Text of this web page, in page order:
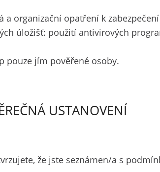
a organizační opatření k
úložišť: použití antivirových
pouze jím pověřené osoby.
USTANOVENÍ
že jste seznámen/a s